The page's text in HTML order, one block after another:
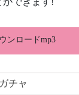
ンロードmp3
チャ